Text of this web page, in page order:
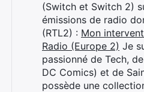
(Switch et Switch 2)
émissions de radio
(RTL2) : Mon
Radio (Europe 2) Je
passionné de Tech,
DC Comics) et de
possède une